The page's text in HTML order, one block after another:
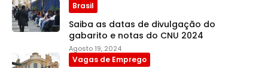
Brasil
Saiba as datas de divulgação do
gabarito e notas do CNU 2024
Agosto 19, 2024
Vagas de Emprego